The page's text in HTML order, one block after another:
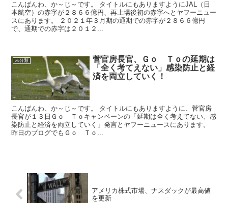
こんばんわ、か～じ～です。 タイトルにもありますようにJAL（日
本航空）の赤字が２８６６億円、再上場後初の赤字へとヤフーニュー
スにあります。 ２０２１年３月期の通期での赤字が２８６６億円
で、通期での赤字は２０１２...
未分類
菅官房長官、Ｇｏ Ｔｏの延期は
「全く考てえない」感染防止と経
済を両立していく！
こんばんわ、か～じ～です。 タイトルにもありますように、菅官房
長官が１３日Ｇｏ Ｔｏキャンペーンの「延期は全く考えてない、感
染防止と経済を両立していく」発言とヤフーニュースにあります。
昨日のブログでもＧｏ Ｔｏ...
アメリカ株式市場、ナスダックが最高値
を更新